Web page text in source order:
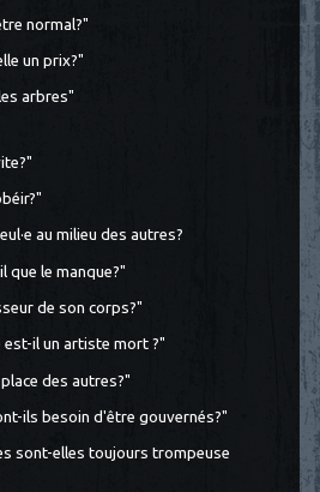
normal?"
un prix?"
arbres"
au milieu des autres?
que le manque?"
de son corps?"
il un artiste mort ?"
des autres?"
ils besoin d'être gouvernés?"
sont-elles toujours trompeuse